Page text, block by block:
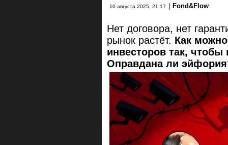
10 августа 2025, 21:17 Fond&Flow
Нет договора, нет
рынок растёт. Как
инвесторов так,
Оправдана ли